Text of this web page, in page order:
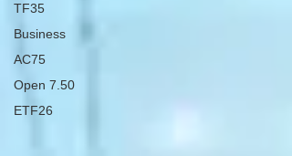
TF35
Business
AC75
Open 7.50
ETF26